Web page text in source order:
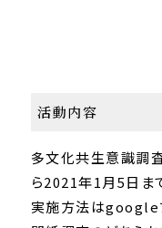
活動内容
多文化共生意識調
ら2021年1月5日ま
実施方法はgoogle